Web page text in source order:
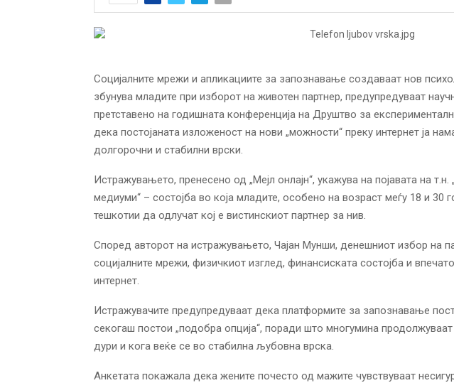
Социјалните мрежи и апликациите за запознавање создаваат нов
збунува младите при изборот на животен партнер, предупредуваат
претставено на годишната конференција на Друштво за
дека постојаната изложеност на нови „можности“ преку интернет ја
долгорочни и стабилни врски.
Истражувањето, пренесено од „Мејл онлајн“, укажува на појавата на т.н.
медиуми“ – состојба во која младите, особено на возраст меѓу 18 и 30
тешкотии да одлучат кој е вистинскиот партнер за нив.
Според авторот на истражувањето, Чајан Мунши, денешниот избор на
социјалните мрежи, физичкиот изглед, финансиската состојба и
интернет.
Истражувачите предупредуваат дека платформите за запознавање
секогаш постои „подобра опција“, поради што многумина
дури и кога веќе се во стабилна љубовна врска.
Анкетата покажала дека жените почесто од мажите чувствуваат